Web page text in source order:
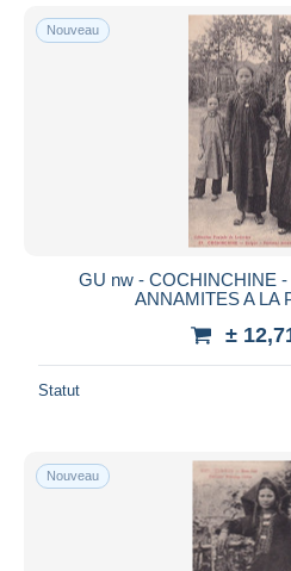
Nouveau
GU nw - COCHINCHINE
ANNAMITES A LA
±
Statut
Nouveau